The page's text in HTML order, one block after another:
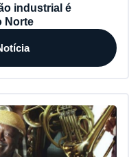
industrial é
Norte